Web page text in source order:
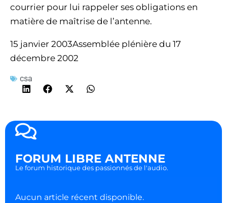
courrier pour lui rappeler ses obligations en
matière de maîtrise de l’antenne.
15 janvier 2003Assemblée plénière du 17
décembre 2002
csa
FORUM LIBRE ANTENNE
Le forum historique des passionnés de l'audio.
Aucun article récent disponible.